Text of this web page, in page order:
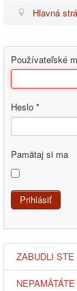
Hlavná
Používateľské
Heslo *
Pamätaj si ma
Prihlásiť
ZABUDLI STE